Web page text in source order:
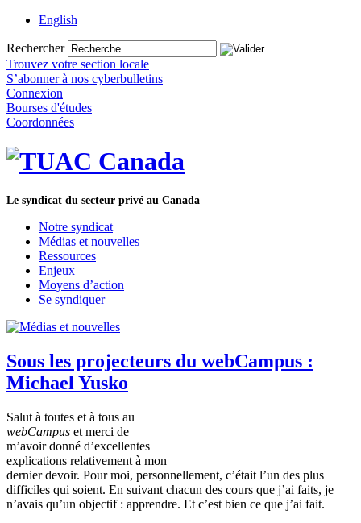
English
Rechercher
Trouvez votre section locale
S’abonner à nos cyberbulletins
Connexion
Bourses d'études
Coordonnées
Le syndicat du secteur privé au Canada
Notre syndicat
Médias et nouvelles
Ressources
Enjeux
Moyens d’action
Se syndiquer
Sous les projecteurs du webCampus :
Michael Yusko
Salut à toutes et à tous au
webCampus et merci de
m’avoir donné d’excellentes
explications relativement à mon
dernierdevoir. Pourmoi, personnellement, c’était l’un des plus
difficiles qui soient. En suivant chacun des cours que j’ai faits, je
n’avais qu’un objectif: apprendre. Et c’est bien ce que j’ai fait.